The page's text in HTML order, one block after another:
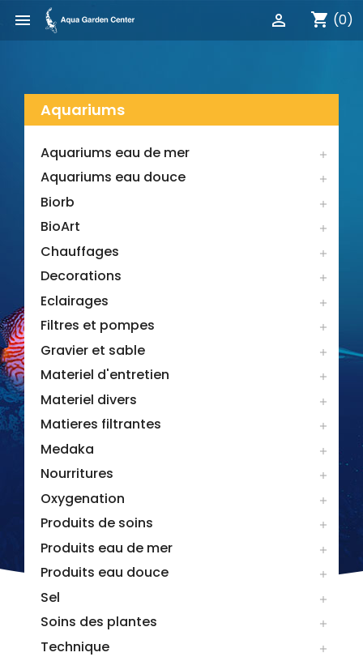
 shopping_cart (0)

Aquariums
Aquariums eau de mer 
Aquariums eau douce 
Biorb 
BioArt 
Chauffages 
Decorations 
Eclairages 
Filtres et pompes 
Gravier et sable 
Materiel d'entretien 
Materiel divers 
Matieres filtrantes 
Medaka 
Nourritures 
Oxygenation 
Produits de soins 
Produits eau de mer 
Produits eau douce 
Sel 
Soins des plantes 
Technique 